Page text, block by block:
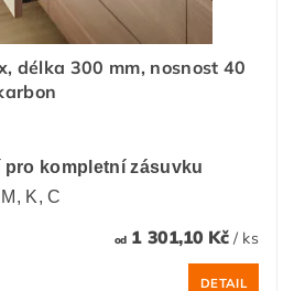
délka 300 mm, nosnost 40
pro kompletní zásuvku
K, C
od1 301,10 Kč / ks
DETAIL